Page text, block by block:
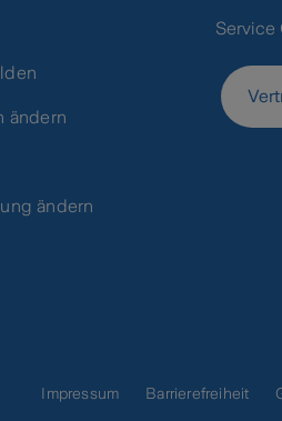
ändern
ändern
Service
Impressum Barrierefreiheit